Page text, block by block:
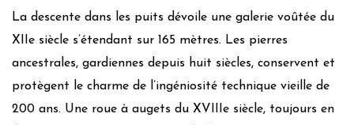
La descente dans les puits dévoile une galerie voûtée du
XIIe siècle s’étendant sur 165 mètres. Les pierres
ancestrales, gardiennes depuis huit siècles, conservent et
protègent le charme de l’ingéniosité technique vieille de
200 ans. Une roue à augets du XVIIIe siècle, toujours en